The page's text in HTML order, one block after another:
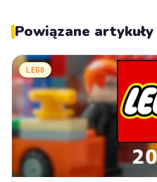
Powiązane artykuły
LEGO